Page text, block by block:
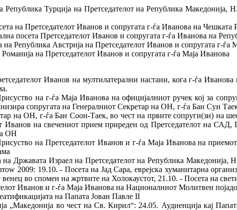
Република Турција на Претседателот на Република Македонија,
на Претседателот Иванов и сопругата г-ѓа Иванова на Чешката
посета Претседателот Иванов и сопругата г-ѓа Иванова на
на Република Австрија на Претседателот Иванов и сопругата г-ѓа
на Претседателот Иванов и сопругата г-ѓа Маја Иванова
Иванов на мултилатерални настани, кога г-ѓа
на г-ѓа Маја Иванова на официјалниот ручек кој за
сопругата на Генералниот Секретар на ОН, г-ѓа Бан Сун
на ОН, г-ѓа Бан Соон-Таек, во чест на првите сопруги(зи) на
на свечениот прием приреден од Претседателот на САД,
ОН
на Претседателот Иванов и г-ѓа Маја Иванова на
на Државата Израел на Претседателот на Република Македонија,
2009: 19.10. - Посета на Јад Сара, еврејска хуманитарна
во спомен на жртвите на Холокаустот, 21.10. - Посета на
Иванов и г-ѓа Маја Иванова на Националниот Молитвен
на Папата Јован Павле II
„Македонија во чест на Св. Кирил“: 24.05. Аудиенција кај